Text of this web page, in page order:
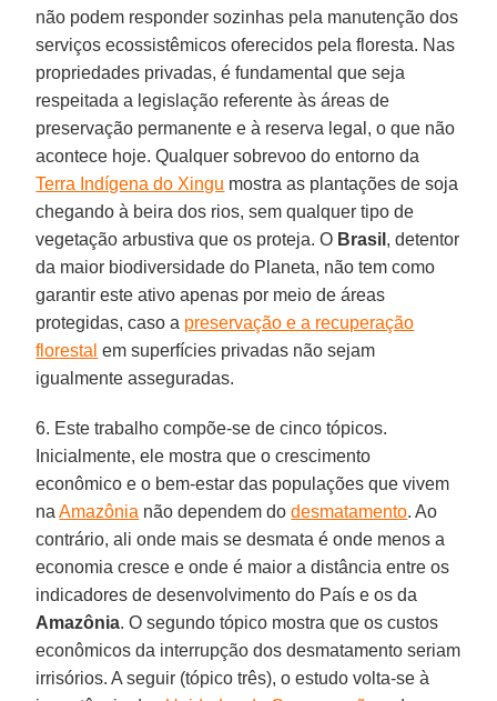
não podem responder sozinhas pela manutenção dos
serviços ecossistêmicos oferecidos pela floresta. Nas
propriedades privadas, é fundamental que seja
respeitada a legislação referente às áreas de
preservação permanente e à reserva legal, o que não
acontece hoje. Qualquer sobrevoo do entorno da
Terra Indígena do Xingu mostra as plantações de soja
chegando à beira dos rios, sem qualquer tipo de
vegetação arbustiva que os proteja. O Brasil , detentor
da maior biodiversidade do Planeta, não tem como
garantir este ativo apenas por meio de áreas
protegidas, caso a preservação e a recuperação
florestal em superfícies privadas não sejam
igualmente asseguradas.
6. Este trabalho compõe-se de cinco tópicos.
Inicialmente, ele mostra que o crescimento
econômico e o bem-estar das populações que vivem
naAmazônia não dependem dodesmatamento. Ao
contrário, ali onde mais se desmata é onde menos a
economia cresce e onde é maior a distância entre os
indicadores de desenvolvimento do País e os da
Amazônia. O segundo tópico mostra que os custos
econômicos da interrupção dos desmatamento seriam
irrisórios. A seguir (tópico três), o estudo volta-se à